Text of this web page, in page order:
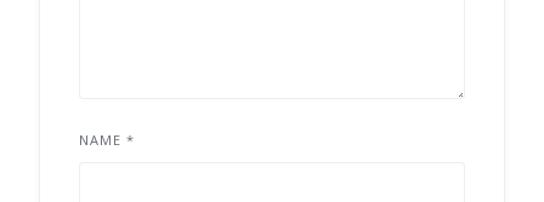
NAME *